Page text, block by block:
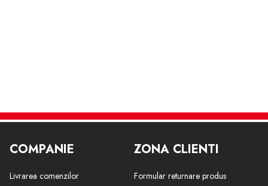
COMPANIE
Livrarea comenzilor
ZONA CLIENTI
Formular returnare produs